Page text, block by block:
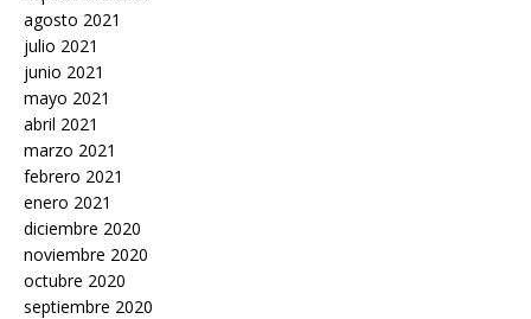
agosto 2021
julio 2021
junio 2021
mayo 2021
abril 2021
marzo 2021
febrero 2021
enero 2021
diciembre 2020
noviembre 2020
octubre 2020
septiembre 2020